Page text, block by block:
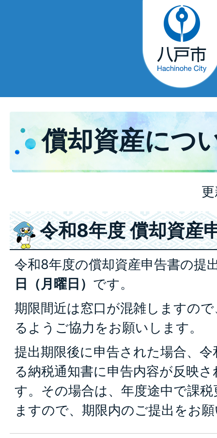
償却資産につ
令和8年度 償却資産
令和8年度の償却資産申告書の提
日（月曜日） です。
期限間近は窓口が混雑しますの
るようご協力をお願いします。
提出期限後に申告された場合、
る納税通知書に申告内容が反映
す。その場合は、年度途中で課
ますので、期限内のご提出をお